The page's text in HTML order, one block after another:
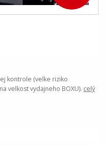
kontrole (velke riziko
velkost vydajneho BOXU). celý